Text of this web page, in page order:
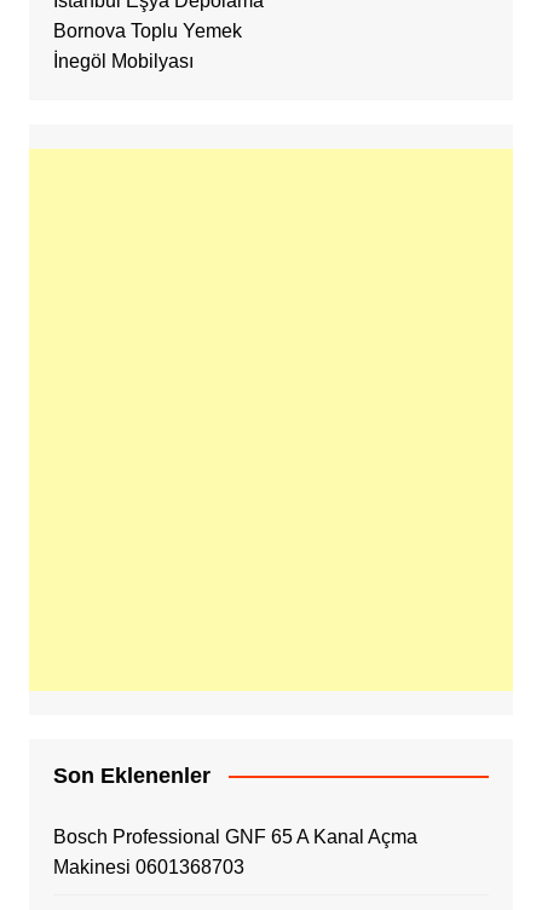
Bornova Toplu Yemek
İnegöl Mobilyası
Son Eklenenler
Bosch Professional GNF 65 A Kanal Açma
Makinesi 0601368703